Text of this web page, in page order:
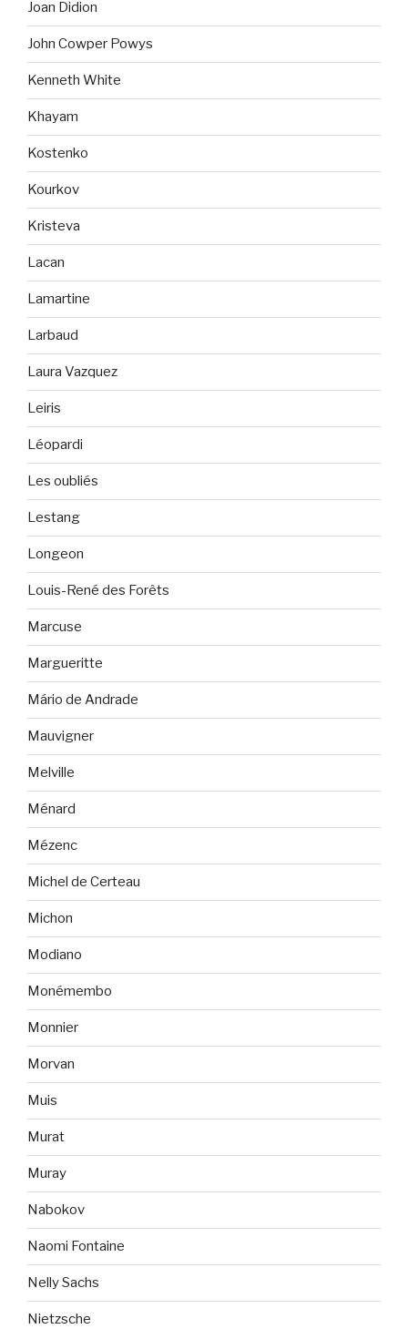
Joan Didion
John Cowper Powys
Kenneth White
Khayam
Kostenko
Kourkov
Kristeva
Lacan
Lamartine
Larbaud
Laura Vazquez
Leiris
Léopardi
Les oubliés
Lestang
Longeon
Louis-René des Forêts
Marcuse
Margueritte
Mário de Andrade
Mauvigner
Melville
Ménard
Mézenc
Michel de Certeau
Michon
Modiano
Monémembo
Monnier
Morvan
Muis
Murat
Muray
Nabokov
Naomi Fontaine
Nelly Sachs
Nietzsche